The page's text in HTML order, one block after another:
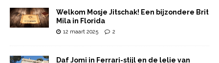
Welkom Mosje Jitschak! Een bijzondere Brit
Mila in Florida
12 maart 2025 2
Daf Jomi in Ferrari-stijl en de lelie van